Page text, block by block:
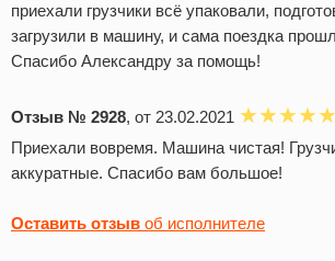
приехали грузчики всё упаковали,
загрузили в машину, и сама поездка
Спасибо Александру за помощь!
Отзыв № 2928, от 23.02.2021
Приехали вовремя. Машина чистая!
аккуратные. Спасибо вам большое!
Оставить отзыв об исполнителе